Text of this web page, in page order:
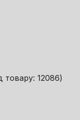
товару: 12086)